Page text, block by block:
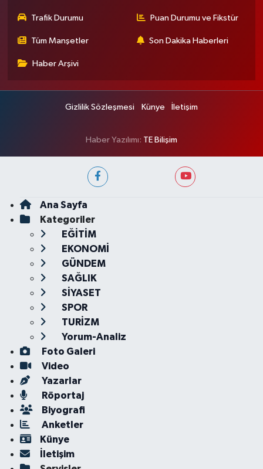
Trafik Durumu Puan Durumu ve Fikstür
Tüm Manşetler Son Dakika Haberleri
Haber Arşivi
Gizlilik Sözleşmesi Künye İletişim
Haber Yazılımı: TE Bilişim
Ana Sayfa
Kategoriler
EĞİTİM
EKONOMİ
GÜNDEM
SAĞLIK
SİYASET
SPOR
TURİZM
Yorum-Analiz
Foto Galeri
Video
Yazarlar
Röportaj
Biyografi
Anketler
Künye
İletişim